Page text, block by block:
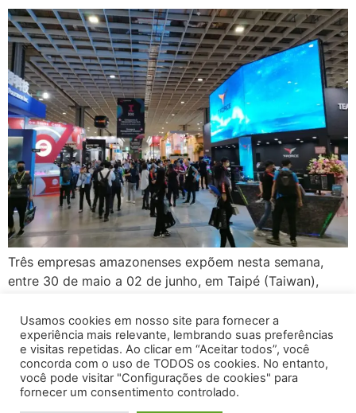
Três empresas amazonenses expõem nesta semana,
entre 30 de maio a 02 de junho, em Taipé (Taiwan),
negócios na InnoVEX, uma das maiores feiras para
startups – que acontece junto à Computex, a maior
feira de tecnologia da Ásia. A InnoVEX, melhor
plataforma de rede para a […]
Usamos cookies em nosso site para fornecer a
experiência mais relevante, lembrando suas preferências
e visitas repetidas. Ao clicar em “Aceitar todos”, você
concorda com o uso de TODOS os cookies. No entanto,
você pode visitar "Configurações de cookies" para
fornecer um consentimento controlado.